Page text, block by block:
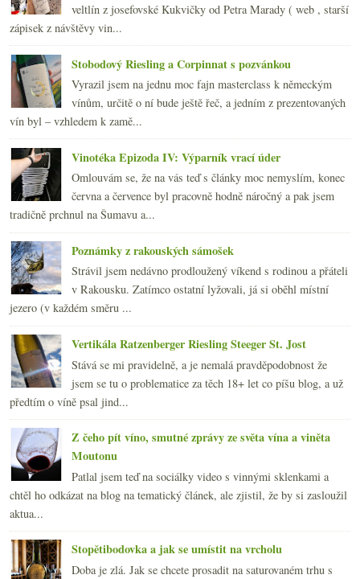
veltlín z josefovské Kukvičky od Petra Marady ( web , starší
zápisek z návštěvy vin...
Stobodový Riesling a Corpinnat s pozvánkou
Vyrazil jsem na jednu moc fajn masterclass k německým
vínům, určitě o ní bude ještě řeč, a jedním z prezentovaných
vín byl – vzhledem k zamě...
Vinotéka Epizoda IV: Výparník vrací úder
Omlouvám se, že na vás teď s články moc nemyslím, konec
června a července byl pracovně hodně náročný a pak jsem
tradičně prchnul na Šumavu a...
Poznámky z rakouských sámošek
Strávil jsem nedávno prodloužený víkend s rodinou a přáteli
v Rakousku. Zatímco ostatní lyžovali, já si oběhl místní
jezero (v každém směru ...
Vertikála Ratzenberger Riesling Steeger St. Jost
Stává se mi pravidelně, a je nemalá pravděpodobnost že
jsem se tu o problematice za těch 18+ let co píšu blog, a už
předtím o víně psal jind...
Z čeho pít víno, smutné zprávy ze světa vína a viněta
Moutonu
Patlal jsem teď na sociálky video s vinnými sklenkami a
chtěl ho odkázat na blog na tematický článek, ale zjistil, že by si zasloužil
aktua...
Stopětibodovka a jak se umístit na vrcholu
Doba je zlá. Jak se chcete prosadit na saturovaném trhu s